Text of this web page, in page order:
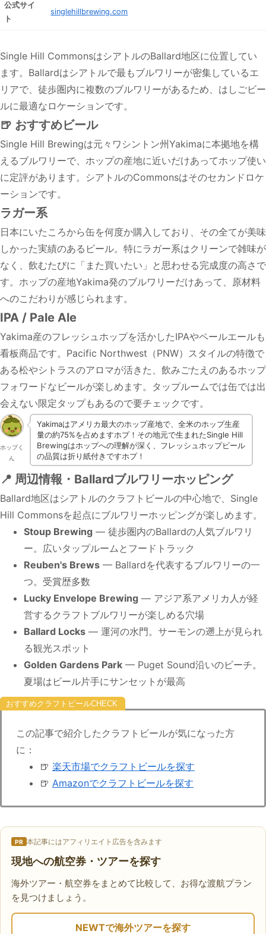
公式サイ
ト
singlehillbrewing.com
Single Hill CommonsはシアトルのBallard地区に位置してい
ます。Ballardはシアトルで最もブルワリーが密集しているエ
リアで、徒歩圏内に複数のブルワリーがあるため、はしごビー
ルに最適なロケーションです。
🍺 おすすめビール
Single Hill Brewingは元々ワシントン州Yakimaに本拠地を構
えるブルワリーで、ホップの産地に近いだけあってホップ使い
に定評があります。シアトルのCommonsはそのセカンドロケ
ーションです。
ラガー系
日本にいたころから缶を何度か購入しており、その全てが美味
しかった実績のあるビール。特にラガー系はクリーンで雑味が
なく、飲むたびに「また買いたい」と思わせる完成度の高さで
す。ホップの産地Yakima発のブルワリーだけあって、原材料
へのこだわりが感じられます。
IPA / Pale Ale
Yakima産のフレッシュホップを活かしたIPAやペールエールも
看板商品です。Pacific Northwest（PNW）スタイルの特徴で
ある松やシトラスのアロマが活きた、飲みごたえのあるホップ
フォワードなビールが楽しめます。タップルームでは缶では出
会えない限定タップもあるので要チェックです。
ホップく
ん
Yakimaはアメリカ最大のホップ産地で、全米のホップ生産
量の約75%を占めますホプ！その地元で生まれたSingle Hill
Brewingはホップへの理解が深く、フレッシュホップビール
の品質は折り紙付きですホプ！
📍 周辺情報・Ballardブルワリーホッピング
Ballard地区はシアトルのクラフトビールの中心地で、Single
Hill Commonsを起点にブルワリーホッピングが楽しめます。
Stoup Brewing — 徒歩圏内のBallardの人気ブルワリ
ー。広いタップルームとフードトラック
Reuben's Brews — Ballardを代表するブルワリーの一
つ。受賞歴多数
Lucky Envelope Brewing — アジア系アメリカ人が経
営するクラフトブルワリーが楽しめる穴場
Ballard Locks — 運河の水門。サーモンの遡上が見られ
る観光スポット
Golden Gardens Park — Puget Sound沿いのビーチ。
夏場はビール片手にサンセットが最高
おすすめクラフトビール
この記事で紹介したクラフトビールが気になった方
に：
🍺 楽天市場でクラフトビールを探す
🍺 Amazonでクラフトビールを探す
PR 本記事にはアフィリエイト広告を含みます
現地への航空券・ツアーを探す
海外ツアー・航空券をまとめて比較して、お得な渡航プラン
を見つけましょう。
NEWTで海外ツアーを探す